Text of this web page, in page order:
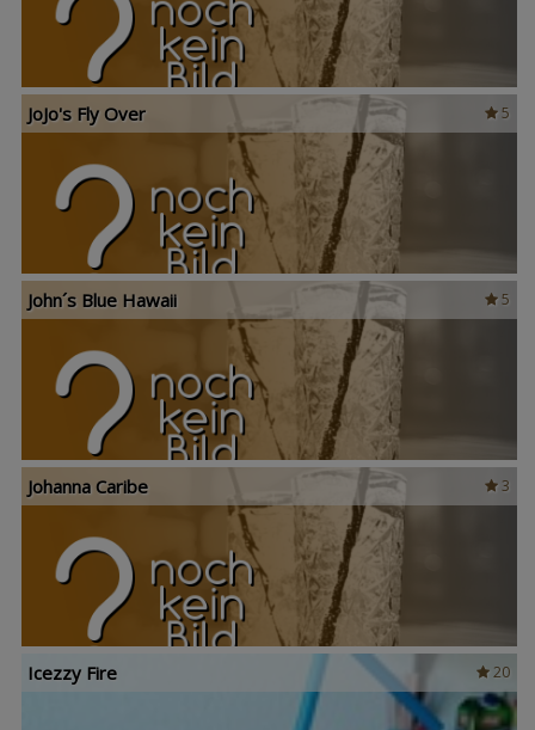
5
JoJo's Fly Over
5
John´s Blue Hawaii
3
Johanna Caribe
20
Icezzy Fire